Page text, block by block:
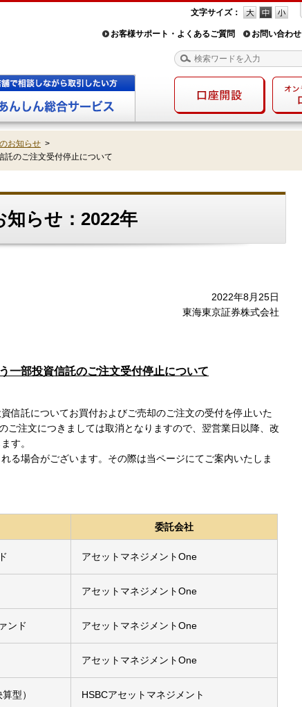
文字サイズ：
お客様サポート・よくあるご質問 お問い合わせ
お知らせ >
託のご注文受付停止について
らせ：2022年
2022年8月25日
東海東京証券株式会社
一部投資信託のご注文受付停止について
信託についてお買付およびご売却のご注文の受付を停止いた
ご注文につきましては取消となりますので、翌営業日以降、改
す。
る場合がございます。その際は当ページにてご案内いたしま
委託会社
アセットマネジメントOne
アセットマネジメントOne
ンド アセットマネジメントOne
アセットマネジメントOne
型） HSBCアセットマネジメント